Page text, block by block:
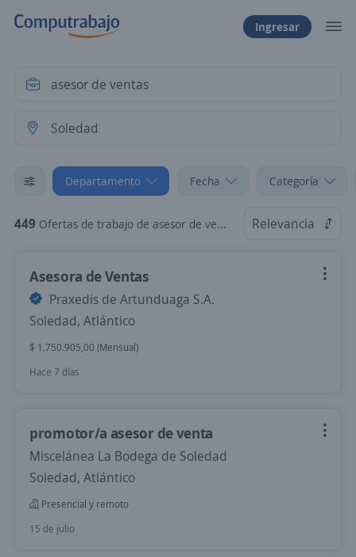
Ingresar
Departamento Fecha Categoría
449 Ofertas de trabajo de asesor de ventas en Soledad, Atlántico Relevancia
Asesora de Ventas
Praxedis de Artunduaga S.A.
Soledad, Atlántico
$ 1.750.905,00 (Mensual)
Hace 7 días
promotor/a asesor de venta
Miscelánea La Bodega de Soledad
Soledad, Atlántico
Presencial y remoto
15 de julio